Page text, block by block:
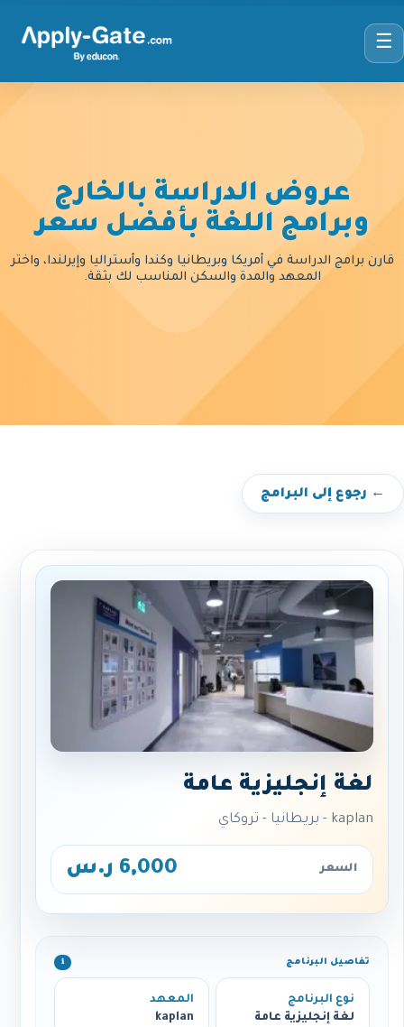
☰
عروض الدراسة بالخارج
وبرامج اللغة بأفضل سعر
قارن برامج الدراسة في أمريكا وبريطانيا وكندا وأستراليا وإيرلندا، واختر
المعهد والمدة والسكن المناسب لك بثقة.
← رجوع إلى البرامج
لغة إنجليزية عامة
kaplan - بريطانيا - تروكاي
السعر 6,000 ر.س
تفاصيل البرنامج ℹ️
نوع البرنامج
لغة إنجليزية عامة
المعهد
kaplan